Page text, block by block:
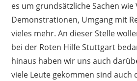
es um grundsätzliche Sachen wie
Demonstrationen, Umgang mit
vieles mehr. An dieser Stelle
bei der Roten Hilfe Stuttgart
hinaus haben wir uns auch
viele Leute gekommen sind auch